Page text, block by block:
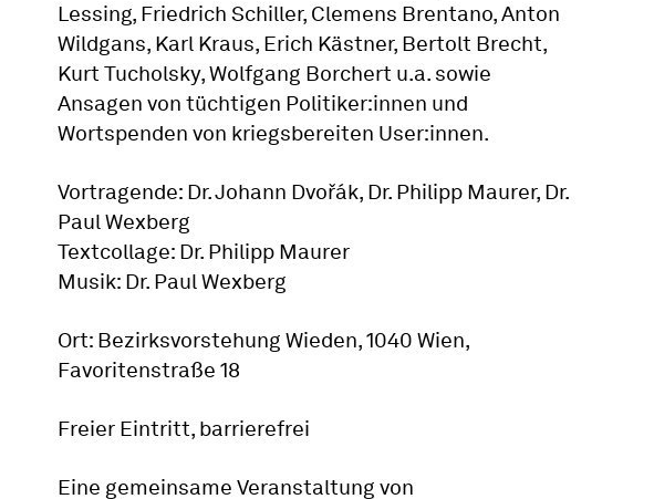
Lessing, Friedrich Schiller, Clemens Brentano, Anton
Wildgans, Karl Kraus, Erich Kästner, Bertolt Brecht,
Kurt Tucholsky, Wolfgang Borchert u.a. sowie
Ansagen von tüchtigen Politiker:innen und
Wortspenden von kriegsbereiten User:innen.
Vortragende: Dr. Johann Dvořák, Dr. Philipp Maurer, Dr.
Paul Wexberg
Textcollage: Dr. Philipp Maurer
Musik: Dr. Paul Wexberg
Ort: Bezirksvorstehung Wieden, 1040 Wien,
Favoritenstraße 18
Freier Eintritt, barrierefrei
Eine gemeinsame Veranstaltung von